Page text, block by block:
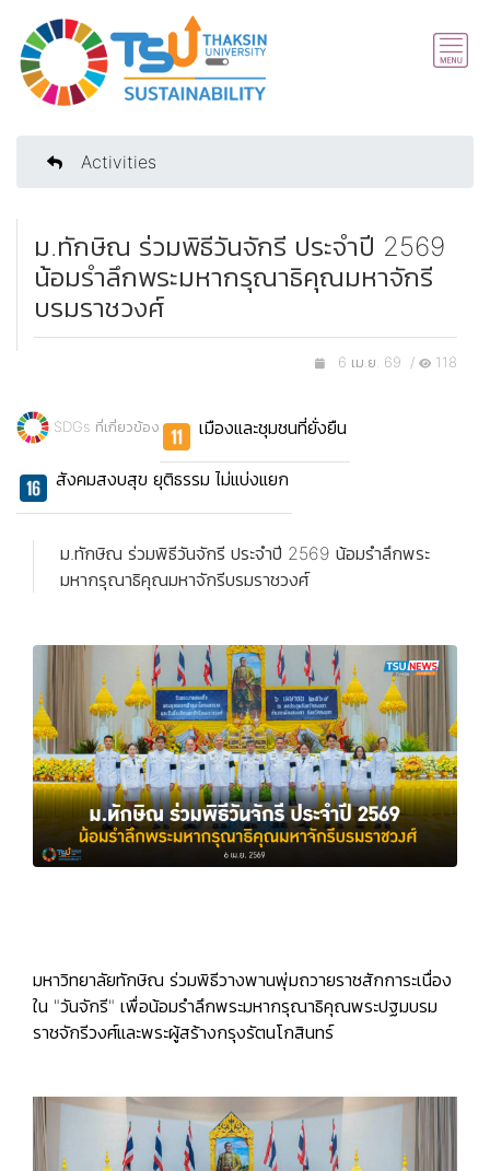
Activities
ม.ทักษิณ ร่วมพิธีวันจักรี ประจำปี 2569
น้อมรำลึกพระมหากรุณาธิคุณมหาจักรี
บรมราชวงศ์
6 เม.ย. 69 / 118
SDGs ที่เกี่ยวข้อง เมืองและชุมชนที่ยั่งยืน
สังคมสงบสุข ยุติธรรม ไม่แบ่งแยก
ม.ทักษิณ ร่วมพิธีวันจักรี ประจำปี 2569 น้อมรำลึกพระ
มหากรุณาธิคุณมหาจักรีบรมราชวงศ์
มหาวิทยาลัยทักษิณ ร่วมพิธีวางพานพุ่มถวายราชสักการะเนื่อง
ใน "วันจักรี" เพื่อน้อมรำลึกพระมหากรุณาธิคุณพระปฐมบรม
ราชจักรีวงศ์และพระผู้สร้างกรุงรัตนโกสินทร์